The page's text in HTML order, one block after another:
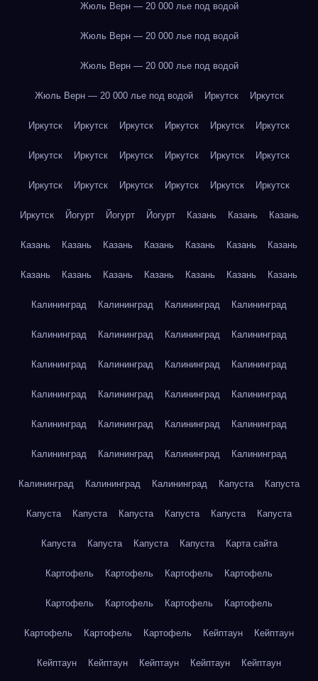
Жюль Верн — 20 000 лье под водой
Жюль Верн — 20 000 лье под водой
Жюль Верн — 20 000 лье под водой
Жюль Верн — 20 000 лье под водой Иркутск Иркутск
Иркутск Иркутск Иркутск Иркутск Иркутск Иркутск
Иркутск Иркутск Иркутск Иркутск Иркутск Иркутск
Иркутск Иркутск Иркутск Иркутск Иркутск Иркутск
Иркутск Йогурт Йогурт Йогурт Казань Казань Казань
Казань Казань Казань Казань Казань Казань Казань
Казань Казань Казань Казань Казань Казань Казань
Калининград Калининград Калининград Калининград
Калининград Калининград Калининград Калининград
Калининград Калининград Калининград Калининград
Калининград Калининград Калининград Калининград
Калининград Калининград Калининград Калининград
Калининград Калининград Калининград Калининград
Калининград Калининград Калининград Капуста Капуста
Капуста Капуста Капуста Капуста Капуста Капуста
Капуста Капуста Капуста Капуста Карта сайта
Картофель Картофель Картофель Картофель
Картофель Картофель Картофель Картофель
Картофель Картофель Картофель Кейптаун Кейптаун
Кейптаун Кейптаун Кейптаун Кейптаун Кейптаун